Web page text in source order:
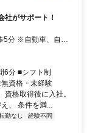
社がサポート！
5分 ※自動車、自転
6分 ■シフト制
資格・未経験
格取得後に入社。
、 条件を満...
勤なし
経験不問